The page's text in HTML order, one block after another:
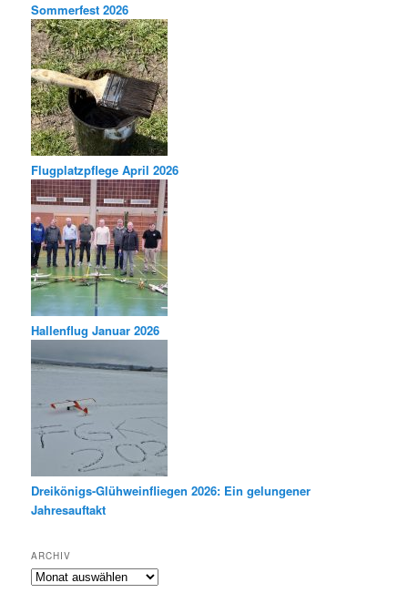
Sommerfest 2026
Flugplatzpflege April 2026
Hallenflug Januar 2026
Dreikönigs-Glühweinfliegen 2026: Ein gelungener
Jahresauftakt
ARCHIV
Archiv